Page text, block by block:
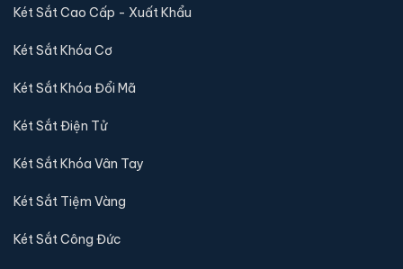
Két Sắt Cao Cấp - Xuất Khẩu
Két Sắt Khóa Cơ
Két Sắt Khóa Đổi Mã
Két Sắt Điện Tử
Két Sắt Khóa Vân Tay
Két Sắt Tiệm Vàng
Két Sắt Công Đức